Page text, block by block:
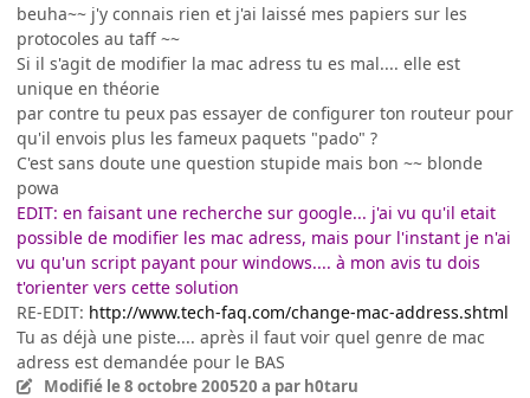
beuha~~ j'y connais rien et j'ai laissé mes papiers sur les
protocoles au taff ~~
Si il s'agit de modifier la mac adress tu es mal.... elle est
unique en théorie
par contre tu peux pas essayer de configurer ton routeur pour
qu'il envois plus les fameux paquets "pado" ?
C'est sans doute une question stupide mais bon ~~ blonde
powa
EDIT: en faisant une recherche sur google... j'ai vu qu'il etait
possible de modifier les mac adress, mais pour l'instant je n'ai
vu qu'un script payant pour windows.... à mon avis tu dois
t'orienter vers cette solution
RE-EDIT: http://www.tech-faq.com/change-mac-address.shtml
Tu as déjà une piste.... après il faut voir quel genre de mac
adress est demandée pour le BAS
Modifié le 8 octobre 200520 a par h0taru